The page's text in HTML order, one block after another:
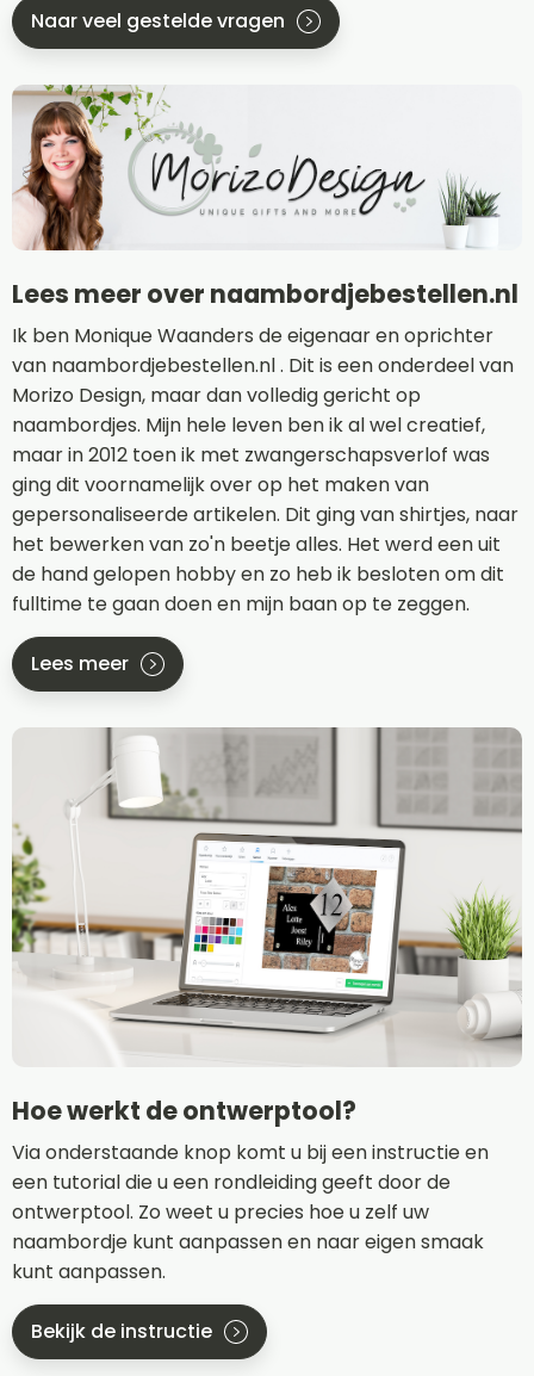
Naar veel gestelde vragen
Lees meer over naambordjebestellen.nl
Ik ben Monique Waanders de eigenaar en oprichter
van naambordjebestellen.nl . Dit is een onderdeel van
Morizo Design, maar dan volledig gericht op
naambordjes. Mijn hele leven ben ik al wel creatief,
maar in 2012 toen ik met zwangerschapsverlof was
ging dit voornamelijk over op het maken van
gepersonaliseerde artikelen. Dit ging van shirtjes, naar
het bewerken van zo'n beetje alles. Het werd een uit
de hand gelopen hobby en zo heb ik besloten om dit
fulltime te gaan doen en mijn baan op te zeggen.
Lees meer
Hoe werkt de ontwerptool?
Via onderstaande knop komt u bij een instructie en
een tutorial die u een rondleiding geeft door de
ontwerptool. Zo weet u precies hoe u zelf uw
naambordje kunt aanpassen en naar eigen smaak
kunt aanpassen.
Bekijk de instructie